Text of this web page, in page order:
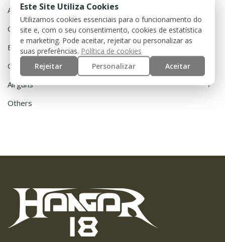
Accessories
Clothing
Equipment
Outdoor
Airguns 
Others
Este Site Utiliza Cookies
Utilizamos cookies essenciais para o funcionamento do
site e, com o seu consentimento, cookies de estatística
e marketing. Pode aceitar, rejeitar ou personalizar as
suas preferências. Política de cookies
Rejeitar
Personalizar Aceitar